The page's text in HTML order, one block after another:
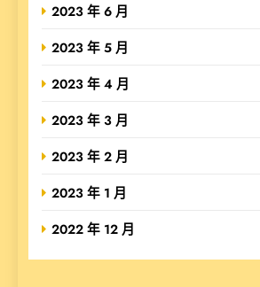
2023 年 6 月
2023 年 5 月
2023 年 4 月
2023 年 3 月
2023 年 2 月
2023 年 1 月
2022 年 12 月